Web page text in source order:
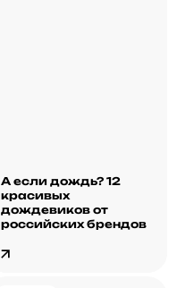
А если дождь? 12
красивых
дождевиков от
российских брендов